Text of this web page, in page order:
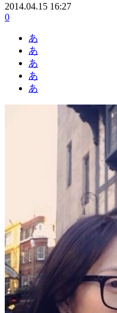
2014.04.15 16:27
0
あ
あ
あ
あ
あ